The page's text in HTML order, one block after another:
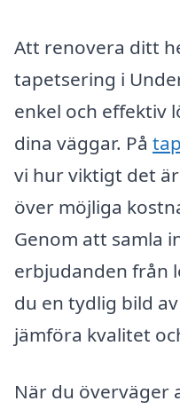
Att renovera ditt
tapetsering i
enkel och effektiv
dina väggar. På
vi hur viktigt det
över möjliga
Genom att samla
erbjudanden från
du en tydlig bild
jämföra kvalitet
När du överväger